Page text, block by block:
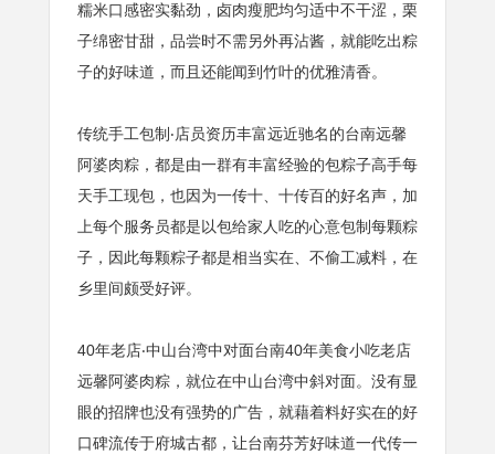
糯米口感密实黏劲，卤肉瘦肥均匀适中不干涩，栗
子绵密甘甜，品尝时不需另外再沾酱，就能吃出粽
子的好味道，而且还能闻到竹叶的优雅清香。
传统手工包制‧店员资历丰富远近驰名的台南远馨
阿婆肉粽，都是由一群有丰富经验的包粽子高手每
天手工现包，也因为一传十、十传百的好名声，加
上每个服务员都是以包给家人吃的心意包制每颗粽
子，因此每颗粽子都是相当实在、不偷工减料，在
乡里间颇受好评。
40年老店‧中山台湾中对面台南40年美食小吃老店
远馨阿婆肉粽，就位在中山台湾中斜对面。没有显
眼的招牌也没有强势的广告，就藉着料好实在的好
口碑流传于府城古都，让台南芬芳好味道一代传一